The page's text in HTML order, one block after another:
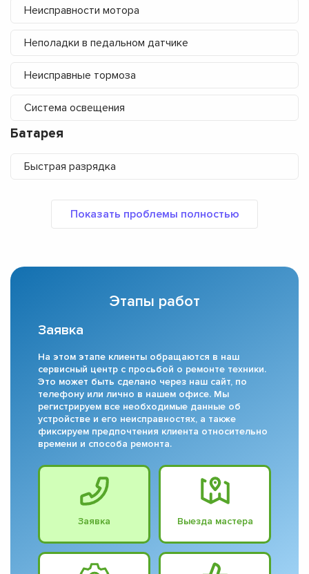
Неисправности мотора
Неполадки в педальном датчике
Неисправные тормоза
Система освещения
Батарея
Быстрая разрядка
Этапы работ
Заявка
На этом этапе клиенты обращаются в наш
сервисный центр с просьбой о ремонте техники.
Это может быть сделано через наш сайт, по
телефону или лично в нашем офисе. Мы
регистрируем все необходимые данные об
устройстве и его неисправностях, а также
фиксируем предпочтения клиента относительно
времени и способа ремонта.
Заявка Выезда мастера